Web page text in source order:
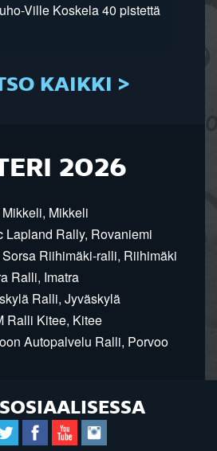
Ville Koskela 40 pistettä
KAIKKI >
2026
Mikkeli
Lapland Rally, Rovaniemi
Riihimäki-ralli, Riihimäki
Ralli, Imatra
Ralli, Jyväskylä
Ralli Kitee, Kitee
Autopalvelu Ralli, Porvoo